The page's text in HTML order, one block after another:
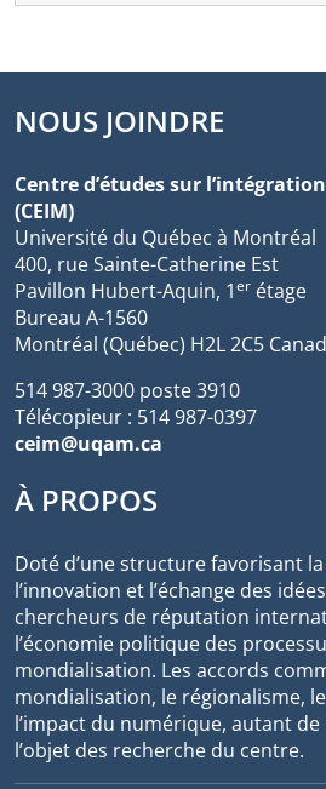
NOUS JOINDRE
Centre d’études sur
(CEIM)
Université du Québec à Montréal
400, rue Sainte-Catherine Est
Pavillon Hubert-Aquin, 1er étage
Bureau A-1560
Montréal (Québec) H2L 2C5
514 987-3000 poste 3910
Télécopieur : 514 987-0397
ceim@uqam.ca
À PROPOS
Doté d’une structure favorisant
l’innovation et l’échange des
chercheurs de réputation
l’économie politique des
mondialisation. Les accords
mondialisation, le régionalisme,
l’impact du numérique, autant
l’objet des recherche du centre.